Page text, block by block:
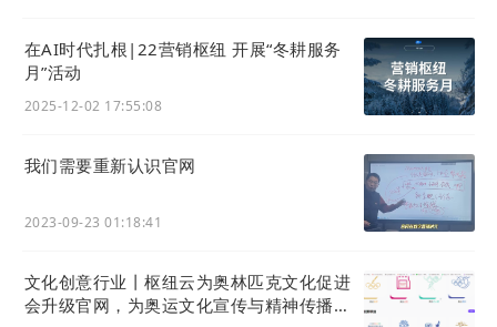
在AI时代扎根|22营销枢纽 开展“冬耕服务
月”活动
2025-12-02 17:55:08
我们需要重新认识官网
2023-09-23 01:18:41
文化创意行业丨枢纽云为奥林匹克文化促进
会升级官网，为奥运文化宣传与精神传播加